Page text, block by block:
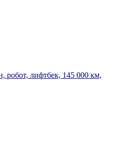
робот, лифтбек, 145 000 км,